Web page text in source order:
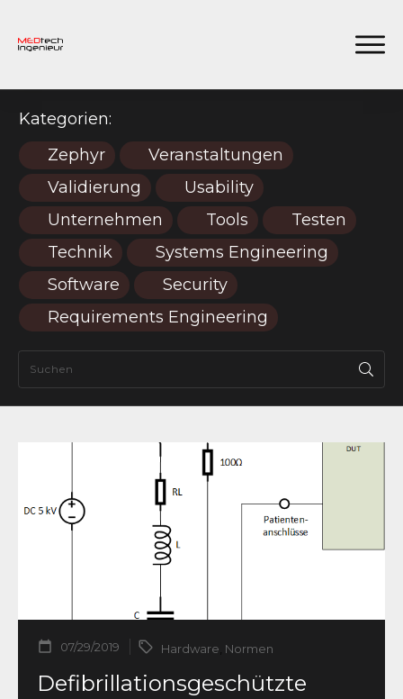
Kategorien:
Zephyr
Veranstaltungen
Validierung
Usability
Unternehmen
Tools
Testen
Technik
Systems Engineering
Software
Security
Requirements Engineering
07/29/2019 Hardware Normen
Defibrillationsgeschützte